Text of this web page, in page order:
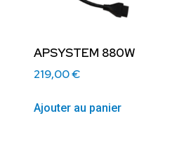
APSYSTEM 880W
219,00€
Ajouter au panier